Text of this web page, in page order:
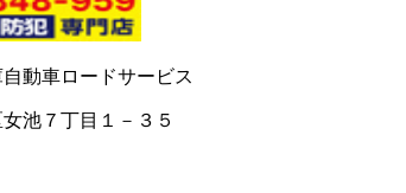
自動車ロードサービス
池７丁目１－３５